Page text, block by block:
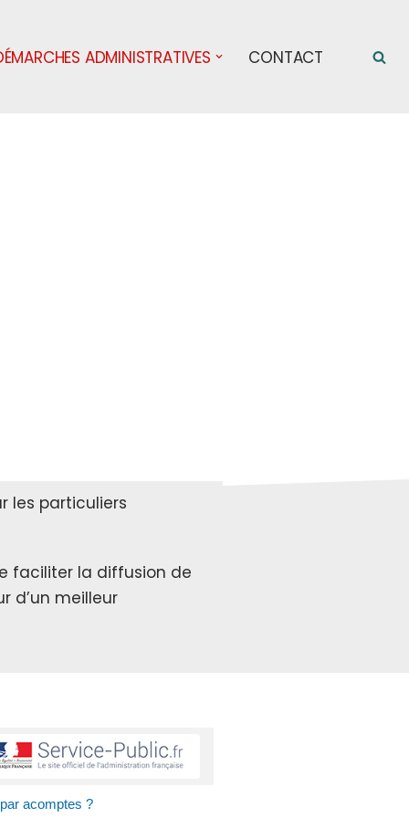
ADMINISTRATIVES CONTACT
les particuliers
faciliter la diffusion de
d’un meilleur
acomptes ?